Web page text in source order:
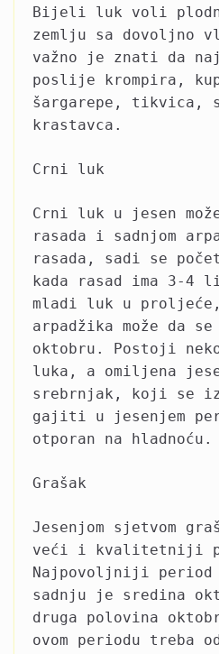
Bijeli luk voli
zemlju sa dovoljno
važno je znati da
poslije krompira,
šargarepe, tikvica,
krastavca.
Crni luk
Crni luk u jesen
rasada i sadnjom
rasada, sadi se
kada rasad ima 3-4
mladi luk u
arpadžika može da
oktobru. Postoji
luka, a omiljena
srebrnjak, koji se
gajiti u jesenjem
otporan na hladnoću.
Grašak
Jesenjom sjetvom
veći i kvalitetniji
Najpovoljniji period
sadnju je sredina
druga polovina
ovom periodu treba